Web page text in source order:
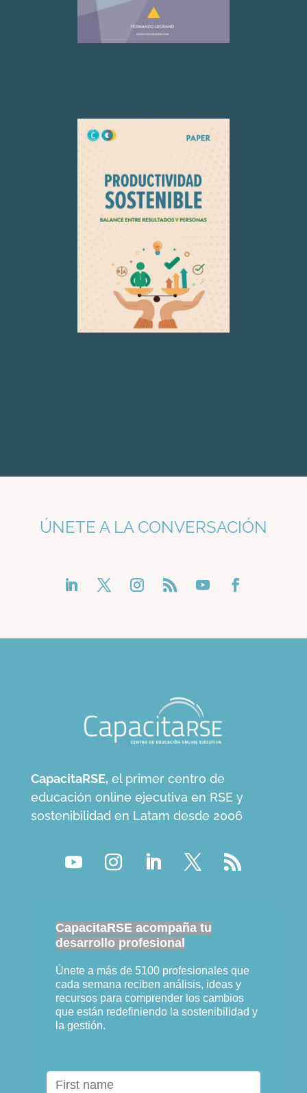
ÚNETE A LA CONVERSACIÓN
CapacitaRSE, el primer centro de
educación online ejecutiva en RSE y
sostenibilidad en Latam desde 2006
CapacitaRSE acompaña tu
desarrollo profesional
Únete a más de 5100 profesionales que
cada semana reciben análisis, ideas y
recursos para comprender los cambios
que están redefiniendo la sostenibilidad y
la gestión.